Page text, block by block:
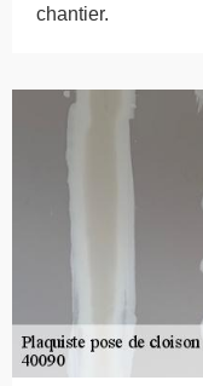
chantier.